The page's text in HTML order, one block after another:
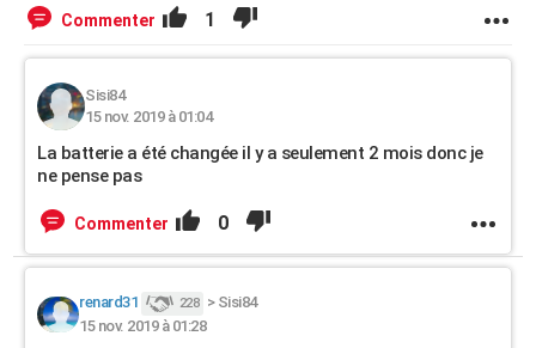
Commenter 1
Sisi84
15 nov. 2019 à 01:04
La batterie a été changée il y a seulement 2 mois donc je
ne pense pas
Commenter 0
renard31 228 > Sisi84
15 nov. 2019 à 01:28